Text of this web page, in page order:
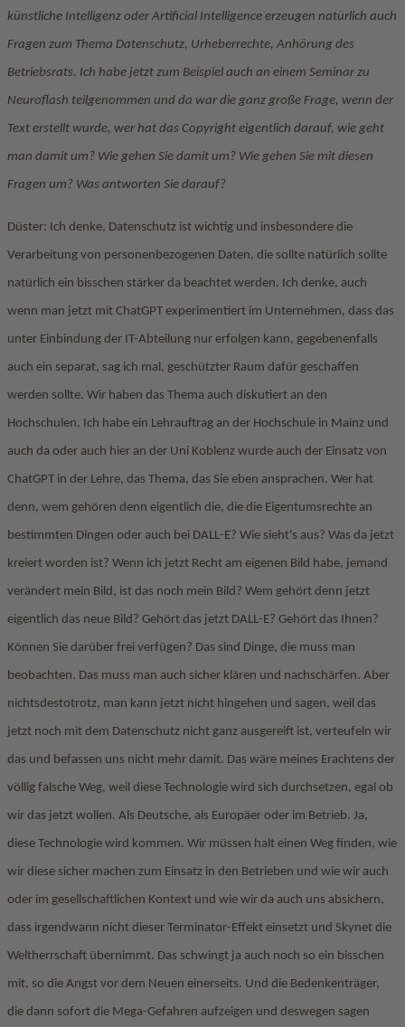
künstliche Intelligenz oder Artificial Intelligence erzeugen natürlich auch
Fragen zum Thema Datenschutz, Urheberrechte, Anhörung des
Betriebsrats. Ich habe jetzt zum Beispiel auch an einem Seminar zu
Neuroflash teilgenommen und da war die ganz große Frage, wenn der
Text erstellt wurde, wer hat das Copyright eigentlich darauf, wie geht
man damit um? Wie gehen Sie damit um? Wie gehen Sie mit diesen
Fragen um? Was antworten Sie darauf?
Düster: Ich denke, Datenschutz ist wichtig und insbesondere die
Verarbeitung von personenbezogenen Daten, die sollte natürlich sollte
natürlich ein bisschen stärker da beachtet werden. Ich denke, auch
wenn man jetzt mit ChatGPT experimentiert im Unternehmen, dass das
unter Einbindung der IT-Abteilung nur erfolgen kann, gegebenenfalls
auch ein separat, sag ich mal, geschützter Raum dafür geschaffen
werden sollte. Wir haben das Thema auch diskutiert an den
Hochschulen. Ich habe ein Lehrauftrag an der Hochschule in Mainz und
auch da oder auch hier an der Uni Koblenz wurde auch der Einsatz von
ChatGPT in der Lehre, das Thema, das Sie eben ansprachen. Wer hat
denn, wem gehören denn eigentlich die, die die Eigentumsrechte an
bestimmten Dingen oder auch bei DALL-E? Wie sieht's aus? Was da jetzt
kreiert worden ist? Wenn ich jetzt Recht am eigenen Bild habe, jemand
verändert mein Bild, ist das noch mein Bild? Wem gehört denn jetzt
eigentlich das neue Bild? Gehört das jetzt DALL-E? Gehört das Ihnen?
Können Sie darüber frei verfügen? Das sind Dinge, die muss man
beobachten. Das muss man auch sicher klären und nachschärfen. Aber
nichtsdestotrotz, man kann jetzt nicht hingehen und sagen, weil das
jetzt noch mit dem Datenschutz nicht ganz ausgereift ist, verteufeln wir
das und befassen uns nicht mehr damit. Das wäre meines Erachtens der
völlig falsche Weg, weil diese Technologie wird sich durchsetzen, egal ob
wir das jetzt wollen. Als Deutsche, als Europäer oder im Betrieb. Ja,
diese Technologie wird kommen. Wir müssen halt einen Weg finden, wie
wir diese sicher machen zum Einsatz in den Betrieben und wie wir auch
oder im gesellschaftlichen Kontext und wie wir da auch uns absichern,
dass irgendwann nicht dieser Terminator-Effekt einsetzt und Skynet die
Weltherrschaft übernimmt. Das schwingt ja auch noch so ein bisschen
mit, so die Angst vor dem Neuen einerseits. Und die Bedenkenträger,
die dann sofort die Mega-Gefahren aufzeigen und deswegen sagen